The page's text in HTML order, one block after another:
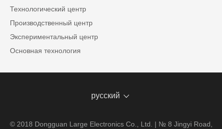
Технологический центр
Производственный центр
Экспериментальный центр
Основная технология
русский
© 2018 Dongguan Large Electronics Co., Ltd. | № 8 Jingyi Road,